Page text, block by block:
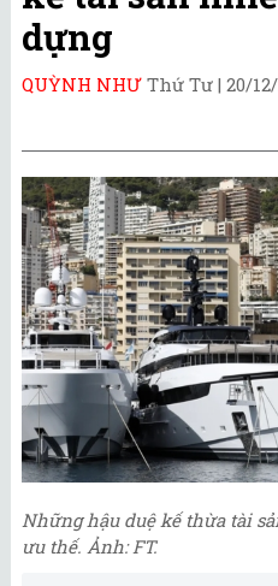
dựng
QUỲNH NHƯ Thứ Tư | 20/
Những hậu duệ kế thừa tài
ưu thế. Ảnh: FT.